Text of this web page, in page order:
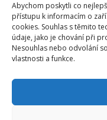
Abychom poskytli co
přístupu k informacím o
cookies. Souhlas s těmito
údaje, jako je chování při
Nesouhlas nebo odvolání
vlastnosti a funkce.
Přihlásit se k odběru
Všeobecné podmínky